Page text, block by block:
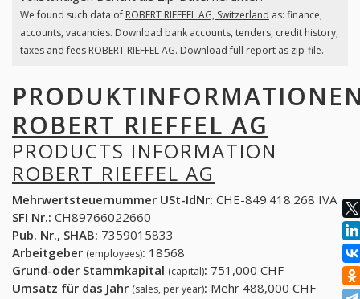
We found such data of ROBERT RIEFFEL AG, Switzerland as: finance,
accounts, vacancies. Download bank accounts, tenders, credit history,
taxes and fees ROBERT RIEFFEL AG. Download full report as zip-file.
ROBERT RIEFFEL AG
PRODUCTS INFORMATION
ROBERT RIEFFEL AG
Mehrwertsteuernummer USt-IdNr: CHE-849.418.268 IVA
SFI Nr.: CH89766022660
Pub. Nr., SHAB: 7359015833
Arbeitgeber (employees): 18568
Grund-oder Stammkapital (capital): 751,000 CHF
Umsatz für das Jahr (sales, per year): Mehr 488,000 CHF